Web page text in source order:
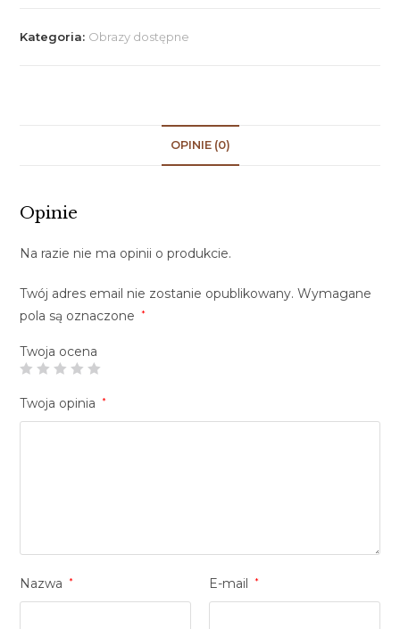
Kategoria: Obrazy dostępne
OPINIE (0)
Opinie
Na razie nie ma opinii o produkcie.
Twój adres email nie zostanie opublikowany. Wymagane
pola są oznaczone
*
Twoja ocena
Twoja opinia *
Nazwa * E-mail *